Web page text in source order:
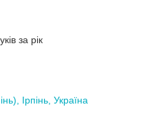
за рік
Ірпінь, Україна